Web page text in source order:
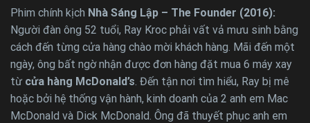
Phim chính kịch Nhà Sáng Lập – The Founder (2016):
Người đàn ông 52 tuổi, Ray Kroc phải vất vả mưu sinh bằng
cách đến từng cửa hàng chào mời khách hàng. Mãi đến một
ngày, ông bất ngờ nhận được đơn hàng đặt mua 6 máy xay
từ cửa hàng McDonald’s . Đến tận nơi tìm hiểu, Ray bị mê
hoặc bởi hệ thống vận hành, kinh doanh của 2 anh em Mac
McDonald và Dick McDonald. Ông đã thuyết phục anh em